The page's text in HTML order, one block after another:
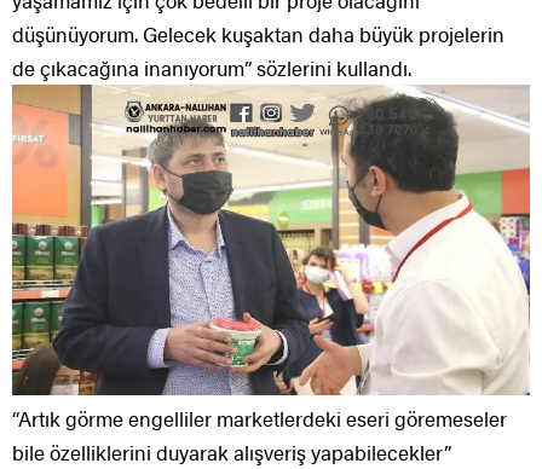
düşünüyorum. Gelecek kuşaktan daha büyük projelerin
de çıkacağına inanıyorum” sözlerini kullandı.
“Artık görme engelliler marketlerdeki eseri göremeseler
bile özelliklerini duyarak alışveriş yapabilecekler”